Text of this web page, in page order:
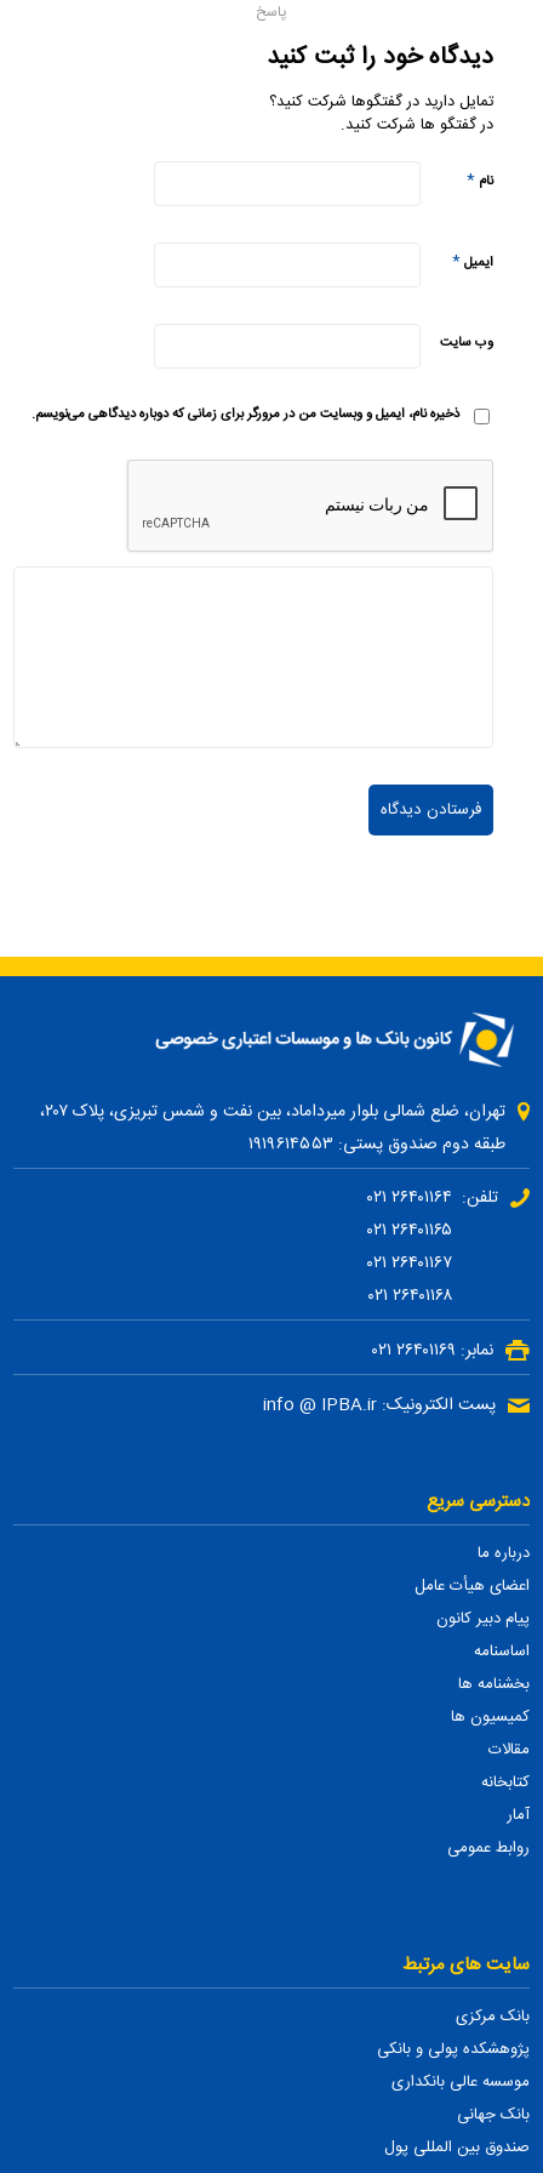
پاسخ
دیدگاه خود را ثبت کنید
تمایل دارید در گفتگوها شرکت کنید؟
در گفتگو ها شرکت کنید.
نام*
ایمیل*
وب‌ سایت
ذخیره نام، ایمیل و وبسایت من در مرورگر برای زمانی که دوباره دیدگاهی می‌نویسم.
تهران، ضلع شمالی بلوار میرداماد، بین نفت و شمس تبریزی، پلاک ۲۰۷،
طبقه دوم صندوق پستی: ۱۹۱۹۶۱۴۵۵۳
تلفن: ۲۶۴۰۱۱۶۴ ۰۲۱
۲۶۴۰۱۱۶۷ ۰۲۱
۲۶۴۰۱۱۶۸ ۰۲۱
نمابر: ۲۶۴۰۱۱۶۹ ۰۲۱
پست الکترونیک: info @ IPBA.ir
دسترسی سریع
درباره ما
اعضای هیأت عامل
پیام دبیر کانون
اساسنامه
بخشنامه ها
کمیسیون ها
مقالات
کتابخانه
آمار
روابط عمومی
سایت های مرتبط
بانک مرکزی
پژوهشکده پولی و بانکی
موسسه عالی بانکداری
بانک جهانی
صندوق بین المللی پول